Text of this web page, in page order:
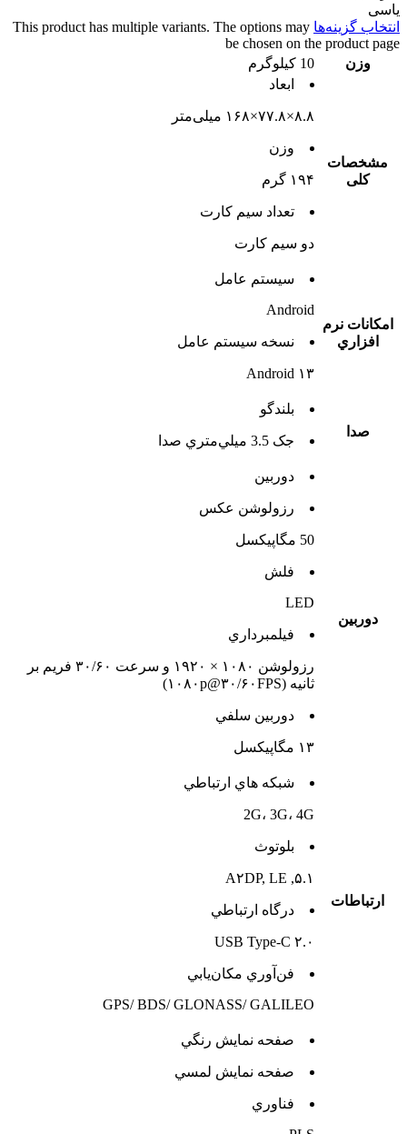
یاسی
انتخاب گزینه‌ها This product has multiple variants. The options may
be chosen on the product page
وزن
10 کیلوگرم
مشخصات
کلی
ابعاد
۸.۸×۷۷.۸×۱۶۸ میلی‌متر
وزن
۱۹۴ گرم
تعداد سيم کارت
دو سيم کارت
امکانات نرم
افزاري
سيستم عامل
Android
نسخه سيستم عامل
Android ۱۳
صدا
بلندگو
جک 3.5 ميلي‌متري صدا
دوربين
دوربين
رزولوشن عکس
50 مگاپیکسل
فلش
LED
فيلمبرداري
رزولوشن ۱۰۸۰ × ۱۹۲۰ و سرعت ۳۰/۶۰ فریم بر
ثانیه (۱۰۸۰p@۳۰/۶۰FPS)
دوربين سلفي
۱۳ مگاپیکسل
ارتباطات
شبکه هاي ارتباطي
2G، 3G، 4G
بلوتوث
۵.۱, A۲DP, LE
درگاه ارتباطي
USB Type-C ۲.۰
فن‌آوري مکان‌يابي
GPS/ BDS/ GLONASS/ GALILEO
صفحه نمايش رنگي
صفحه نمايش لمسي
فناوري